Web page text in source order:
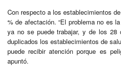
Con respecto a los establecimientos
% de afectación. “El problema no es
ya no se puede trabajar, y de los
duplicados los establecimientos de
puede recibir atención porque es
apuntó.